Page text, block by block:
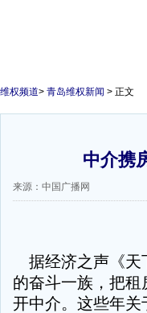
维权频道> 青岛维权新闻 > 正文
中介携
来源：中国广播网
据经济之声《天
的奋斗一族，把
开中介。这些年